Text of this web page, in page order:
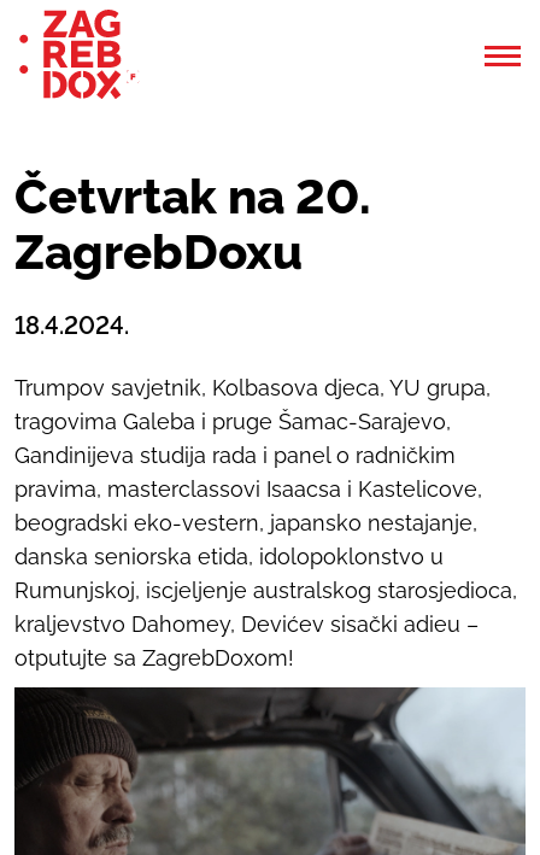
Četvrtak na 20.
ZagrebDoxu
18.4.2024.
Trumpov savjetnik, Kolbasova djeca, YU grupa,
tragovima Galeba i pruge Šamac-Sarajevo,
Gandinijeva studija rada i panel o radničkim
pravima, masterclassovi Isaacsa i Kastelicove,
beogradski eko-vestern, japansko nestajanje,
danska seniorska etida, idolopoklonstvo u
Rumunjskoj, iscjeljenje australskog starosjedioca,
kraljevstvo Dahomey, Devićev sisački adieu –
otputujte sa ZagrebDoxom!